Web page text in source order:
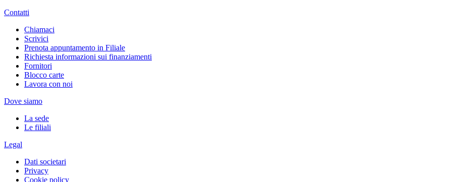
Contatti
Chiamaci
Scrivici
Prenota appuntamento in Filiale
Richiesta informazioni sui finanziamenti
Fornitori
Blocco carte
Lavora con noi
Dove siamo
La sede
Le filiali
Legal
Dati societari
Privacy
Cookie policy